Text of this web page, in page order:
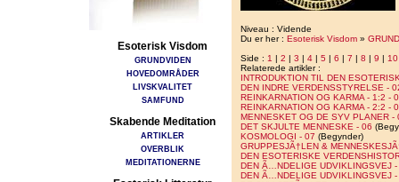
Esoterisk Visdom
GRUNDVIDEN
HOVEDOMRÅDER
LIVSKVALITET
SAMFUND
Skabende Meditation
ARTIKLER
OVERBLIK
MEDITATIONERNE
Niveau : Vidende
Du er her : Esoterisk Visdom »
Side : 1 | 2 | 3 | 4 | 5 | 6 | 7 | 8 | 9 | 10
Relaterede artikler :
INTRODUKTION TIL DEN
DEN INDRE VERDENSSTYRELSE -
REINKARNATION OG KARMA - 1:2 -
REINKARNATION OG KARMA - 2:2 -
MENNESKET OG DE SYV PLANER -
DET SKJULTE MENNESKE - 06
KOSMOLOGI - 07 (Begynder)
GRUPPESJÃ†LEN &
DEN ESOTERISKE
DEN Ã…NDELIGE UDVIKLINGSVEJ
DEN Ã…NDELIGE UDVIKLINGSVEJ -